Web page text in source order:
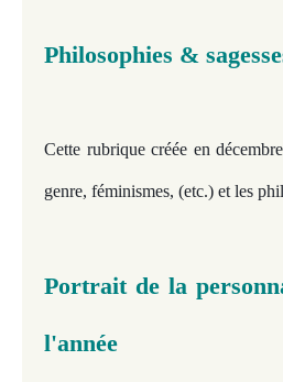
Philosophies &
Cette rubrique créée en
genre, féminismes, (etc.) et les
Portrait de la
l'année